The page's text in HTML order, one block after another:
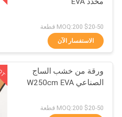
فيديو
معلومات
جولة
صفائح رغوة
18
$20-50 MOQ:200 قطعة
الاستفسار الآن
ورقة من خشب الساج
الصناعي W250cm EVA
$20-50 MOQ:200 قطعة